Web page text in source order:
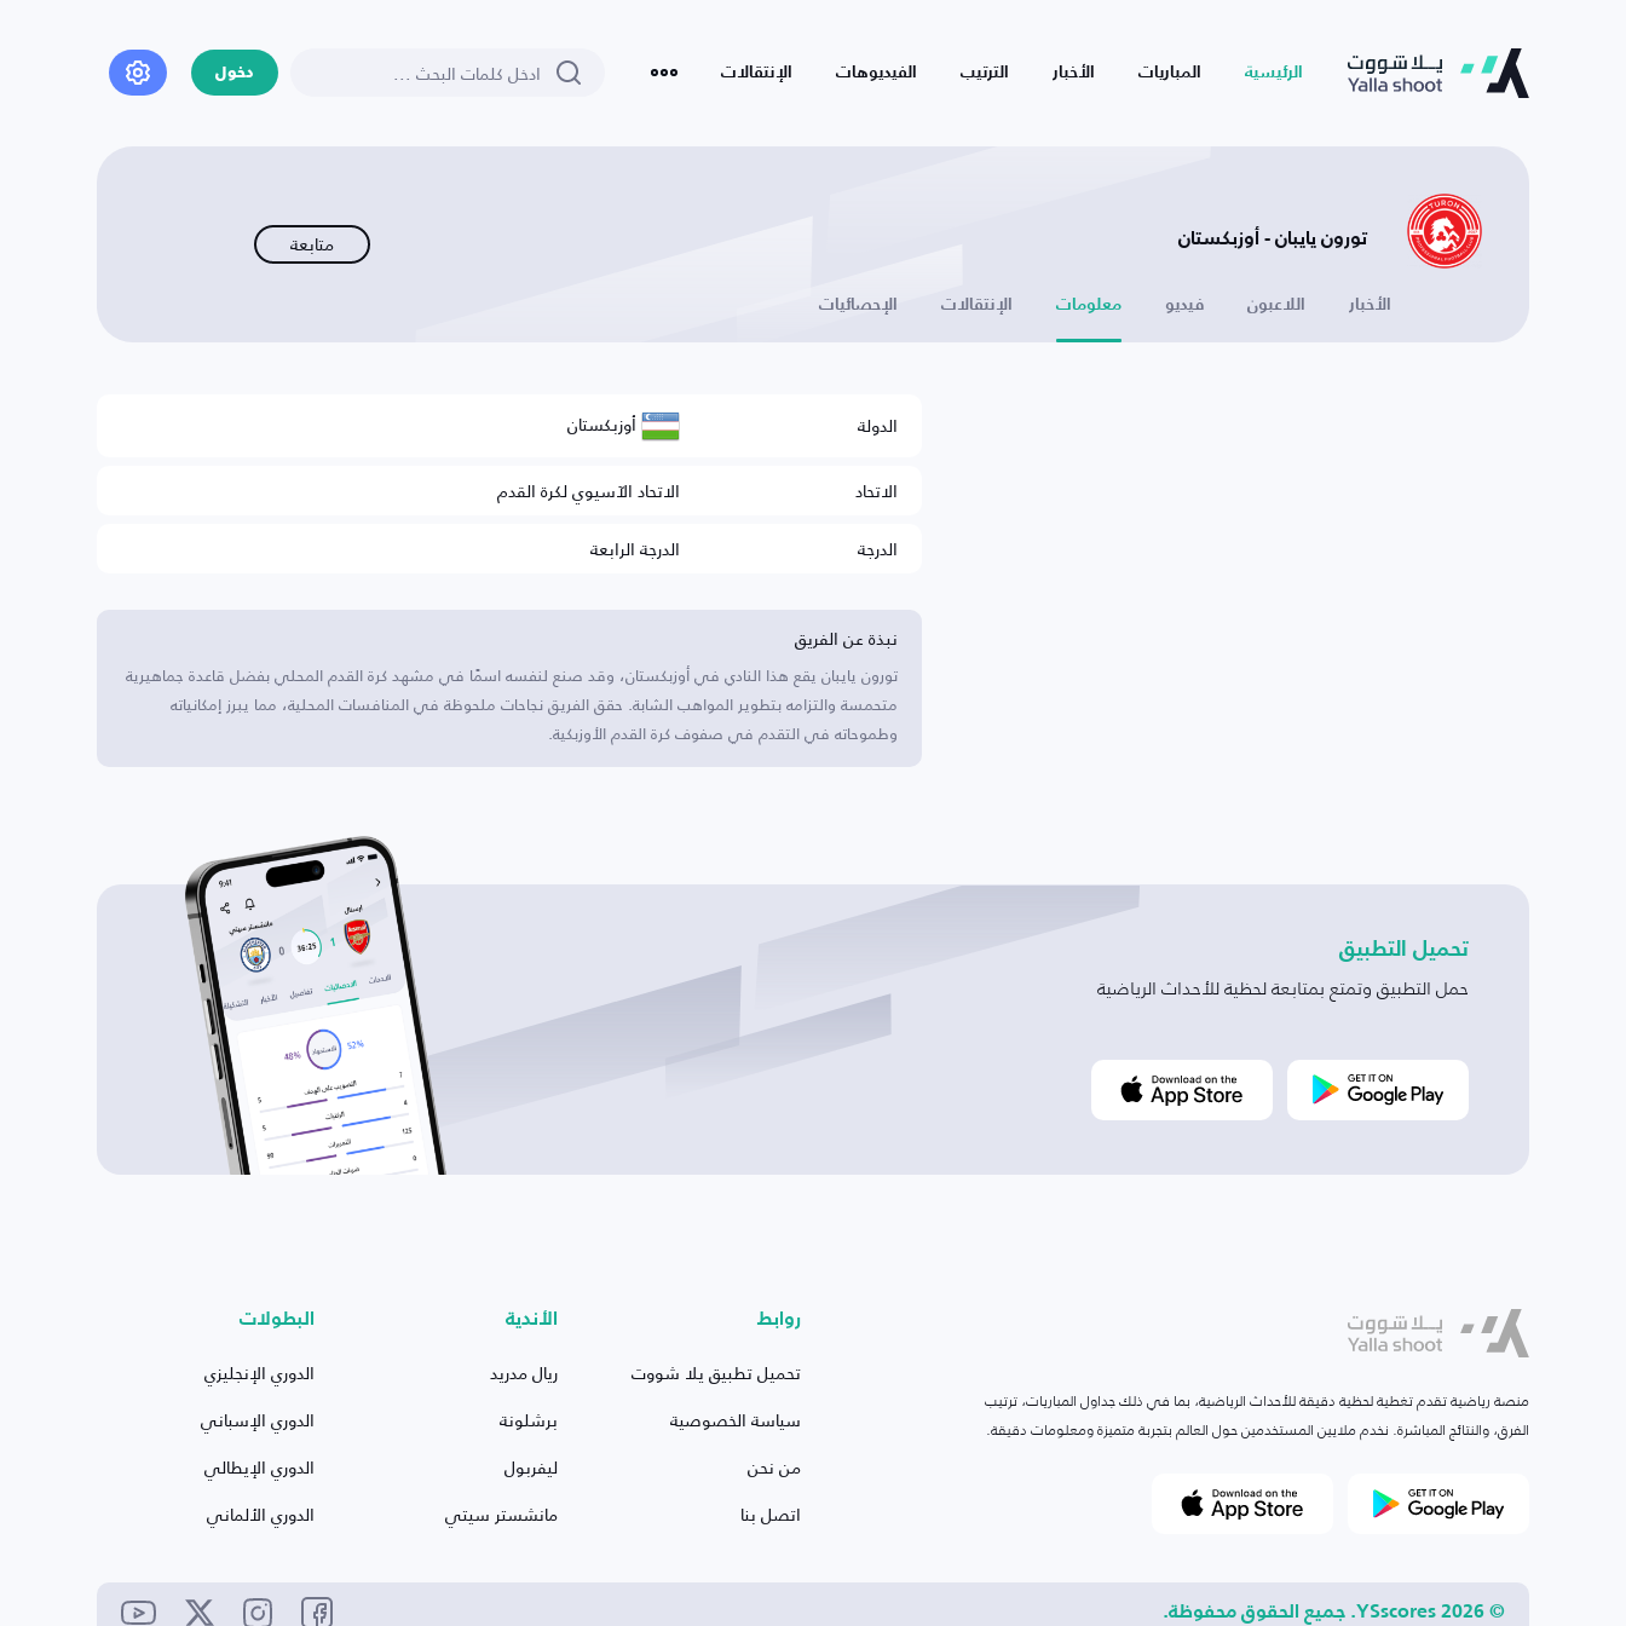
الرئيسية المباريات الأخبار الترتيب الفيديوهات الإنتقالات دخول
تورون يايبان - أوزبكستان متابعة
الأخبار اللاعبون فيديو معلومات الإنتقالات الإحصائيات
الدولة أوزبكستان
الاتحاد
الاتحاد الآسيوي لكرة القدم
الدرجة
الدرجة الرابعة
نبذة عن الفريق
تورون يايبان يقع هذا النادي في أوزبكستان، وقد صنع لنفسه اسمًا في مشهد كرة القدم المحلي بفضل قاعدة جماهيرية
متحمسة والتزامه بتطوير المواهب الشابة. حقق الفريق نجاحات ملحوظة في المنافسات المحلية، مما يبرز إمكانياته
وطموحاته في التقدم في صفوف كرة القدم الأوزبكية.
تحميل التطبيق
حمل التطبيق وتمتع بمتابعة لحظية للأحداث الرياضية
منصة رياضية تقدم تغطية لحظية دقيقة للأحداث الرياضية، بما في ذلك جداول المباريات، ترتيب
الفرق، والنتائج المباشرة. نخدم ملايين المستخدمين حول العالم بتجربة متميزة ومعلومات دقيقة.
روابط
تحميل تطبيق يلا شووت
سياسة الخصوصية
من نحن
اتصل بنا
الأندية
ريال مدريد
برشلونة
ليفربول
مانشستر سيتي
البطولات
الدوري الإنجليزي
الدوري الإسباني
الدوري الإيطالي
الدوري الألماني
© 2026 YSscores. جميع الحقوق محفوظة.